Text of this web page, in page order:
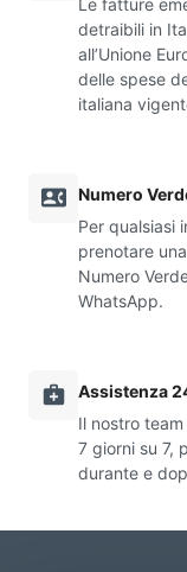
detraibili in
all’Unione
delle spese
italiana
Numero
Per qualsiasi
prenotare
Numero
WhatsApp.
Assistenza
Il nostro
7 giorni su 7,
durante e